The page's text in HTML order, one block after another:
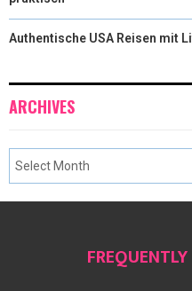
Authentische USA Reisen mit
ARCHIVES